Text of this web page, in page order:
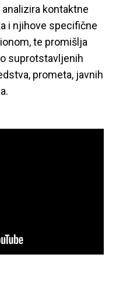
kontaktne
i njihove specifične
te promišlja
suprotstavljenih
prometa, javnih